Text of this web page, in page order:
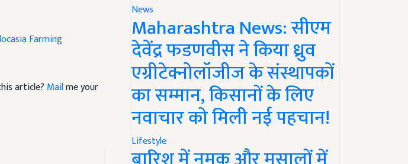
article?
News
Maharashtra News: सीएम
देवेंद्र फडणवीस ने किया ध्रुव
एग्रीटेक्नोलॉजीज के संस्थापकों
का सम्मान, किसानों के लिए
नवाचार को मिली नई पहचान!
Lifestyle